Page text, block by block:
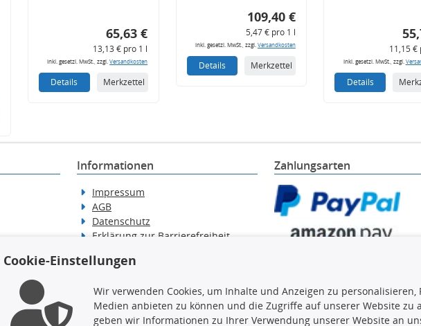
65,63 €
13,13 € pro 1 l
inkl. gesetzl. MwSt., zzgl.Versandkosten
Details Merkzettel
109,40 €
5,47 € pro 1 l
inkl. gesetzl. MwSt., zzgl. Versandkosten
Details Merkzettel
11,15 €
inkl. gesetzl. MwSt., zzgl.
Details
Informationen
Impressum
AGB
Datenschutz
Erklärung zur Barrierefreiheit
Widerrufsbelehrung
Zahlungsarten
Cookie-Einstellungen
Wir verwenden Cookies, um Inhalte und Anzeigen zu
Medien anbieten zu können und die Zugriffe auf unserer Website zu
geben wir Informationen zu Ihrer Verwendung unserer Website an